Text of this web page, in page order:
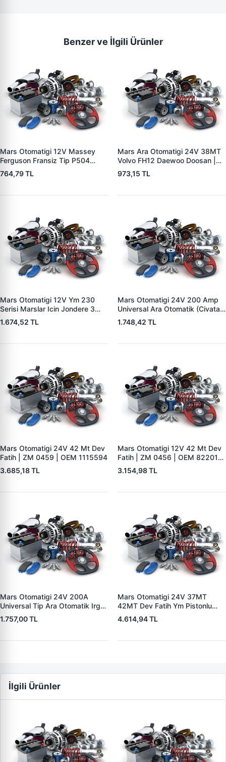
Benzer ve İlgili Ürünler
Mars Otomatigi 12V Massey
Ferguson Fransiz Tip P504
P505 Xxx | ZM 0560
764,79 TL
Mars Ara Otomatigi 24V 38MT
Volvo FH12 Daewoo Doosan |
ZM 4409 | OEM 10512097
973,15 TL
Mars Otomatigi 12V Ym 230
Serisi Marslar Icin Jondere 3
Delik | ZM 1653 | OEM
RE503357
1.674,52 TL
Mars Otomatigi 24V 200 Amp
Universal Ara Otomatik (Civatali)
| ZM 1404
1.748,42 TL
Mars Otomatigi 24V 42 Mt Dev
Fatih | ZM 0459 | OEM 1115594
3.685,18 TL
Mars Otomatigi 12V 42 Mt Dev
Fatih | ZM 0456 | OEM 82201-
5004 V1117553
2132X10456393
3.154,98 TL
Mars Otomatigi 24V 200A
Universal Tip Ara Otomatik Irgat
| ZM 0404
1.757,00 TL
Mars Otomatigi 24V 37MT
42MT Dev Fatih Ym Pistonlu
Bmc Profesyonel Catterpiller Is
Makinasi | ZM 0361 | OEM
4.614,94 TL
İlgili Ürünler